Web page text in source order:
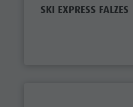
SKI EXPRESS FALZES